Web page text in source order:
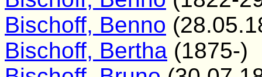
Bischoff, Benno
Bischoff, Bertha (1875-)